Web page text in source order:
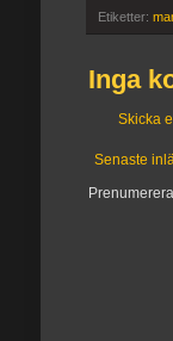
Etiketter:
Inga
Skicka
Senaste